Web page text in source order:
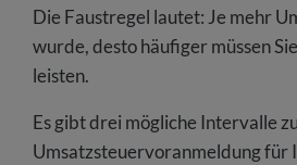
Die Faustregel lautet: Je mehr
wurde, desto häufiger müssen
leisten.
Es gibt drei mögliche Intervalle
Umsatzsteuervoranmeldung für